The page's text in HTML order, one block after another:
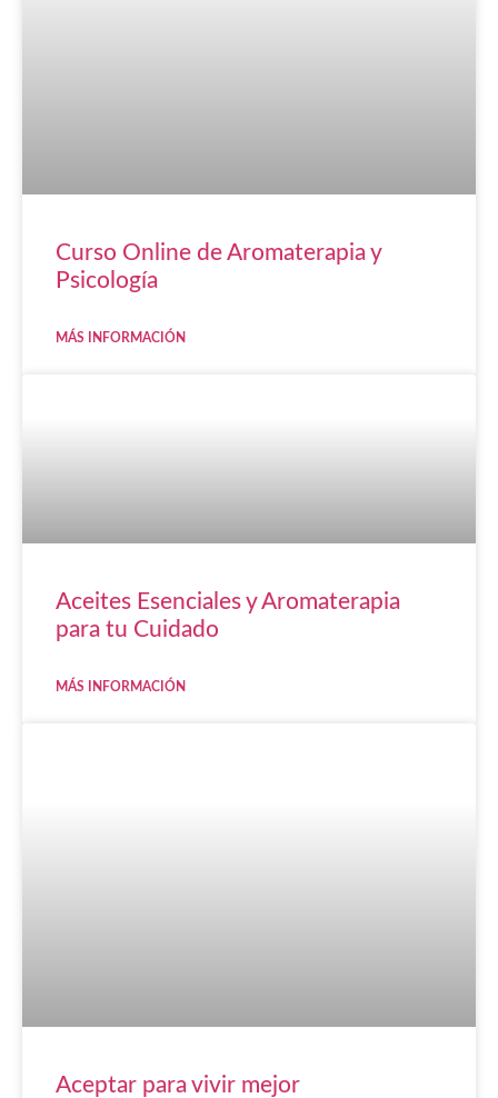
Curso Online de Aromaterapia y
Psicología
MÁS INFORMACIÓN
Aceites Esenciales y Aromaterapia
para tu Cuidado
MÁS INFORMACIÓN
Aceptar para vivir mejor